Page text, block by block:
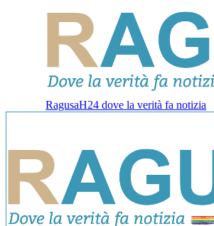
RagusaH24 dove la verità fa notizia